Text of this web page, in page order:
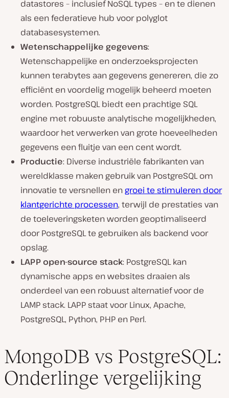
datastores – inclusief NoSQL types – en te dienen
als een federatieve hub voor polyglot
databasesystemen.
Wetenschappelijke gegevens:
Wetenschappelijke en onderzoeksprojecten
kunnen terabytes aan gegevens genereren, die zo
efficiënt en voordelig mogelijk beheerd moeten
worden. PostgreSQL biedt een prachtige SQL
engine met robuuste analytische mogelijkheden,
waardoor het verwerken van grote hoeveelheden
gegevens een fluitje van een cent wordt.
Productie: Diverse industriële fabrikanten van
wereldklasse maken gebruik van PostgreSQL om
innovatie te versnellen engroei te stimuleren door
klantgerichte processen, terwijl de prestaties van
de toeleveringsketen worden geoptimaliseerd
door PostgreSQL te gebruiken als backend voor
opslag.
LAPP open-source stack: PostgreSQL kan
dynamische apps en websites draaien als
onderdeel van een robuust alternatief voor de
LAMP stack. LAPP staat voor Linux, Apache,
PostgreSQL, Python, PHP en Perl.
MongoDB vs PostgreSQL:
Onderlinge vergelijking